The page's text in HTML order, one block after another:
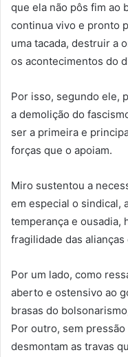
que ela não pôs fim ao
continua vivo e pronto
uma tacada, destruir a
os acontecimentos do
Por isso, segundo ele,
a demolição do
ser a primeira e
forças que o apoiam.
Miro sustentou a
em especial o sindical,
temperança e ousadia,
fragilidade das
Por um lado, como
aberto e ostensivo ao
brasas do
Por outro, sem
desmontam as travas